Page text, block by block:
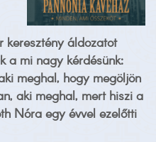
keresztény áldozatot
a mi nagy kérdésünk:
meghal, hogy megöljön
aki meghal, mert hiszi a
Nóra egy évvel ezelőtti